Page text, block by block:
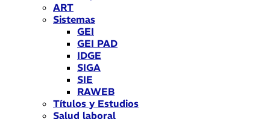
ART
Sistemas
GEI
GEI PAD
IDGE
SIGA
SIE
RAWEB
Títulos y Estudios
Salud laboral